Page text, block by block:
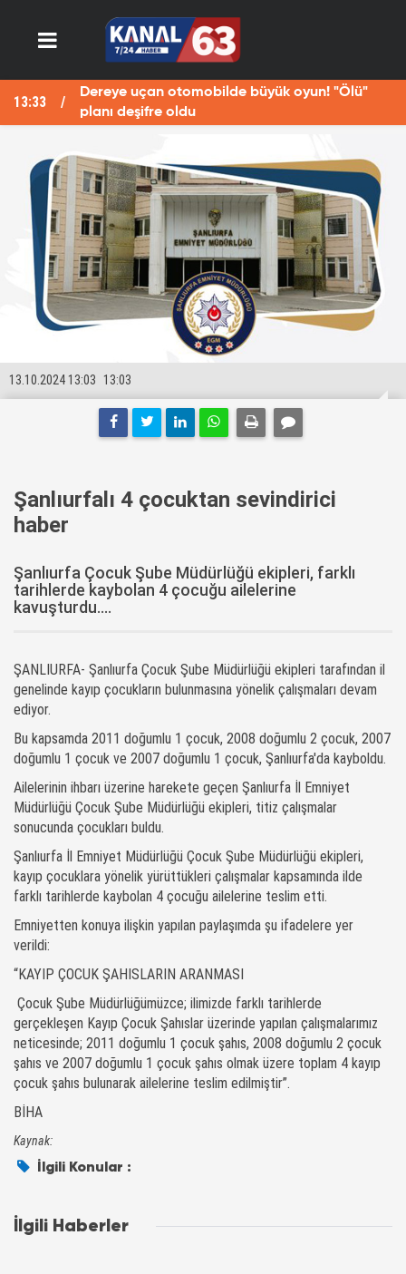
13:33
Dereye uçan otomobilde büyük oyun! "Ölü"
planı deşifre oldu
13:03
13.10.2024 13:03
Şanlıurfalı 4 çocuktan sevindirici
haber
Şanlıurfa Çocuk Şube Müdürlüğü ekipleri, farklı
tarihlerde kaybolan 4 çocuğu ailelerine
kavuşturdu....
ŞANLIURFA- Şanlıurfa Çocuk Şube Müdürlüğü ekipleri tarafından il
genelinde kayıp çocukların bulunmasına yönelik çalışmaları devam
ediyor.
Bu kapsamda 2011 doğumlu 1 çocuk, 2008 doğumlu 2 çocuk, 2007
doğumlu 1 çocuk ve 2007 doğumlu 1 çocuk, Şanlıurfa'da kayboldu.
Ailelerinin ihbarı üzerine harekete geçen Şanlıurfa İl Emniyet
Müdürlüğü Çocuk Şube Müdürlüğü ekipleri, titiz çalışmalar
sonucunda çocukları buldu.
Şanlıurfa İl Emniyet Müdürlüğü Çocuk Şube Müdürlüğü ekipleri,
kayıp çocuklara yönelik yürüttükleri çalışmalar kapsamında ilde
farklı tarihlerde kaybolan 4 çocuğu ailelerine teslim etti.
Emniyetten konuya ilişkin yapılan paylaşımda şu ifadelere yer
verildi:
“KAYIP ÇOCUK ŞAHISLARIN ARANMASI
Çocuk Şube Müdürlüğümüzce; ilimizde farklı tarihlerde
gerçekleşen Kayıp Çocuk Şahıslar üzerinde yapılan çalışmalarımız
neticesinde; 2011 doğumlu 1️ çocuk şahıs, 2008 doğumlu 2️ çocuk
şahıs ve 2007 doğumlu 1️ çocuk şahıs olmak üzere toplam 4️ kayıp
çocuk şahıs bulunarak ailelerine teslim edilmiştir”.
BİHA
Kaynak:
İlgili Konular :
İlgili Haberler